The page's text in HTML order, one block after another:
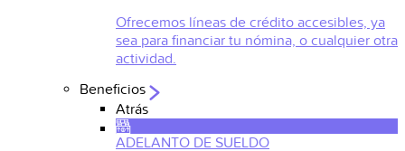
Ofrecemos líneas de crédito accesibles, ya
sea para financiar tu nómina, o cualquier otra
actividad.
Beneficios
Atrás
ADELANTO DE SUELDO